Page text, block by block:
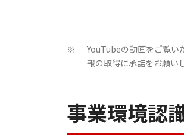
※
YouTubeの動画をご覧い
報の取得に承諾をお願い
事業環境認